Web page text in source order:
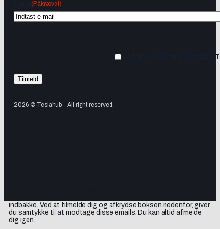
(Påkrævet)
Ja tak, jeg vil gerne modtage
2026 © Teslahub - All right reserved.
indbakke. Ved at tilmelde dig og afkrydse boksen nedenfor, giver
du samtykke til at modtage disse emails. Du kan altid afmelde
dig igen.